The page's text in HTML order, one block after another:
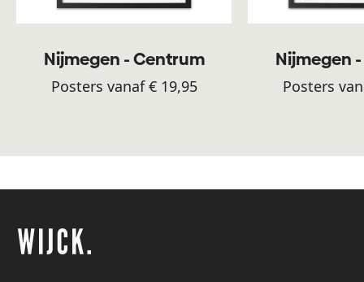
Nijmegen - Centrum
Posters vanaf € 19,95
Nijmegen
Posters